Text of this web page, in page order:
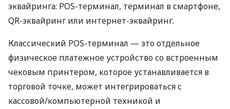
эквайринга: POS-терминал, терминал в смартфоне,
QR-эквайринг или интернет-эквайринг.
Классический POS-терминал — это отдельное
физическое платежное устройство со встроенным
чековым принтером, которое устанавливается в
торговой точке, может интегрироваться с
кассовой/компьютерной техникой и